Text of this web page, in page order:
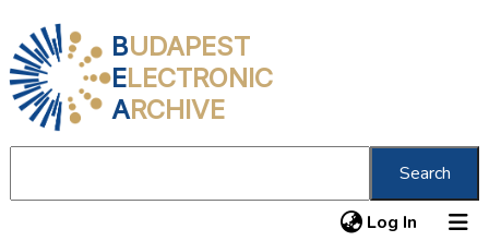
BUDAPEST
ELECTRONIC
ARCHIVE
Search
Log In (current)